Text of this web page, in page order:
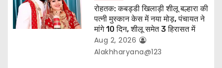
रोहतक: कबड्डी खिलाड़ी शीलू बल्हारा की
पत्नी मुस्कान केस में नया मोड़, पंचायत ने
मांगे 10 दिन, शीलू समेत 3 हिरासत में
Aug 2, 2026
Alakhharyana@123